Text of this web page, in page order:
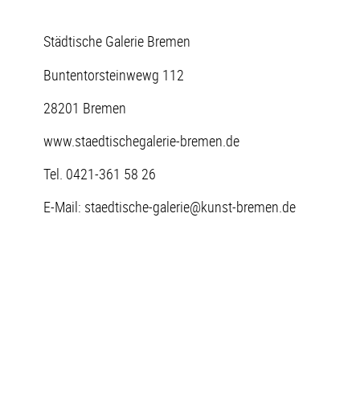
Städtische Galerie Bremen
Buntentorsteinwewg 112
28201 Bremen
www.staedtischegalerie-bremen.de
Tel. 0421-361 58 26
E-Mail: staedtische-galerie@kunst-bremen.de